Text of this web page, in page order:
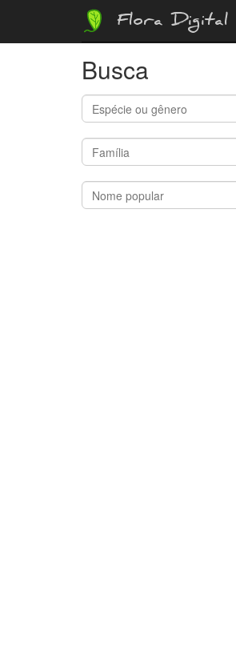
Flora Digital
Busca